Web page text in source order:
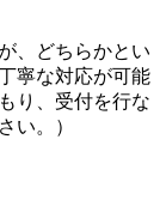
、どちらかとい
寧な対応が可能
り、受付を行な
い。）